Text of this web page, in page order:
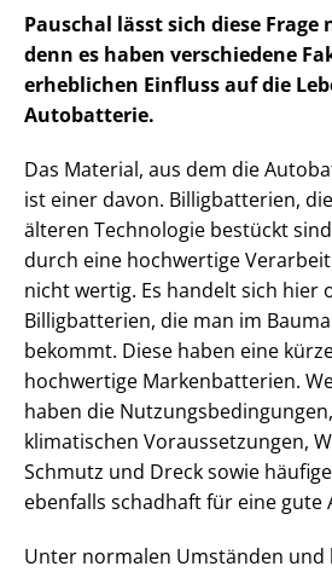
Pauschal lässt sich diese
denn es haben verschiedene
erheblichen Einfluss auf die
Autobatterie.
Das Material, aus dem die
ist einer davon. Billigbatterien,
älteren Technologie bestückt
durch eine hochwertige
nicht wertig. Es handelt sich hier
Billigbatterien, die man im
bekommt. Diese haben eine
hochwertige Markenbatterien.
haben die
klimatischen Voraussetzungen,
Schmutz und Dreck sowie
ebenfalls schadhaft für eine gute
Unter normalen Umständen und